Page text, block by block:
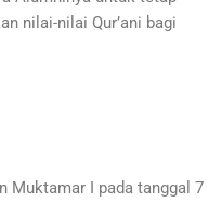
nilai-nilai Qur’ani bagi
Muktamar I pada tanggal 7